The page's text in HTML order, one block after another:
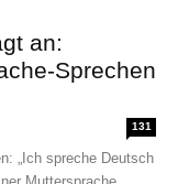
an:
Sprechen
131
„Ich spreche Deutsch